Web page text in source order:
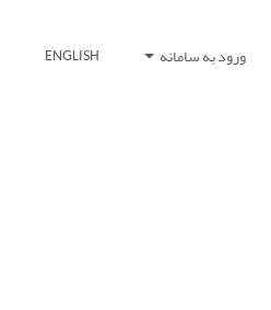
ورود به سامانه ENGLISH